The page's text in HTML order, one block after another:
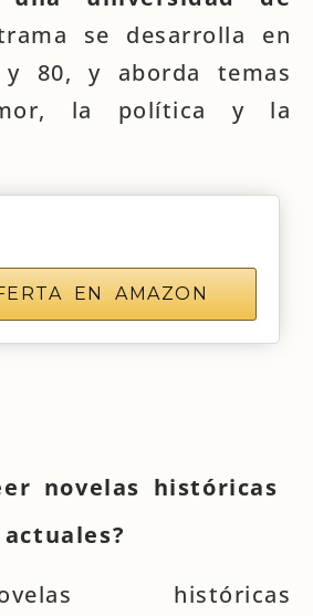
se desarrolla en
80, y aborda temas
la política y la
EN AMAZON
novelas históricas
actuales?
históricas